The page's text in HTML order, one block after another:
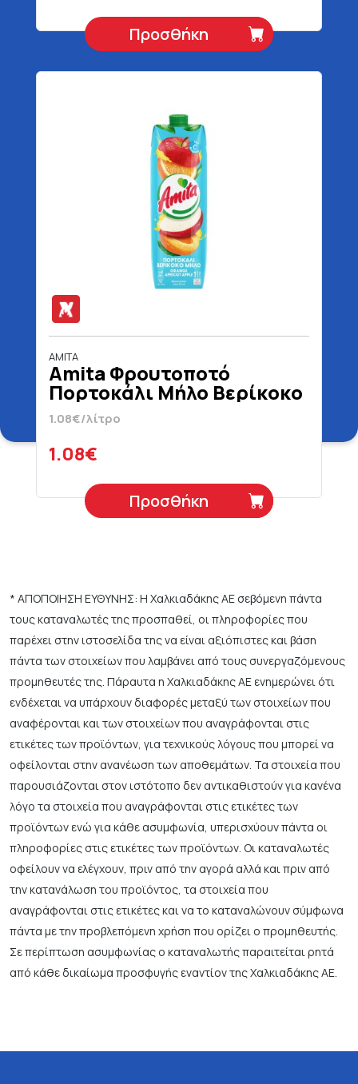
Προσθήκη
AMITA
Amita Φρουτοποτό
Πορτοκάλι Μήλο Βερίκοκο
1 lt
1.08€/λίτρο
1.08€
Προσθήκη
* ΑΠΟΠΟΙΗΣΗ ΕΥΘΥΝΗΣ: Η Χαλκιαδάκης ΑΕ σεβόμενη πάντα
τους καταναλωτές της προσπαθεί, οι πληροφορίες που
παρέχει στην ιστοσελίδα της να είναι αξιόπιστες και βάση
πάντα των στοιχείων που λαμβάνει από τους συνεργαζόμενους
προμηθευτές της. Πάραυτα η Χαλκιαδάκης ΑΕ ενημερώνει ότι
ενδέχεται να υπάρχουν διαφορές μεταξύ των στοιχείων που
αναφέρονται και των στοιχείων που αναγράφονται στις
ετικέτες των προϊόντων, για τεχνικούς λόγους που μπορεί να
οφείλονται στην ανανέωση των αποθεμάτων. Τα στοιχεία που
παρουσιάζονται στον ιστότοπο δεν αντικαθιστούν για κανένα
λόγο τα στοιχεία που αναγράφονται στις ετικέτες των
προϊόντων ενώ για κάθε ασυμφωνία, υπερισχύουν πάντα οι
πληροφορίες στις ετικέτες των προϊόντων. Οι καταναλωτές
οφείλουν να ελέγχουν, πριν από την αγορά αλλά και πριν από
την κατανάλωση του προϊόντος, τα στοιχεία που
αναγράφονται στις ετικέτες και να το καταναλώνουν σύμφωνα
πάντα με την προβλεπόμενη χρήση που ορίζει ο προμηθευτής.
Σε περίπτωση ασυμφωνίας ο καταναλωτής παραιτείται ρητά
από κάθε δικαίωμα προσφυγής εναντίον της Χαλκιαδάκης ΑΕ.